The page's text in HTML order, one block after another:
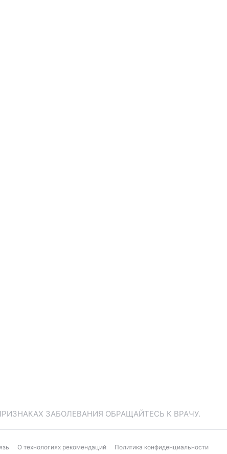
ЗАБОЛЕВАНИЯ ОБРАЩАЙТЕСЬ К ВРАЧУ.
О технологиях рекомендаций Политика конфиденциальности